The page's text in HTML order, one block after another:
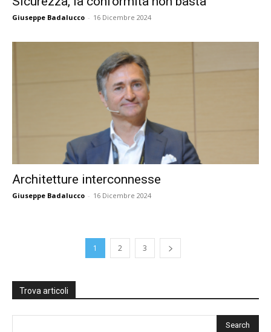
Giuseppe Badalucco - 16 Dicembre 2024
Architetture interconnesse
Giuseppe Badalucco - 16 Dicembre 2024
1 2 3
Trova articoli